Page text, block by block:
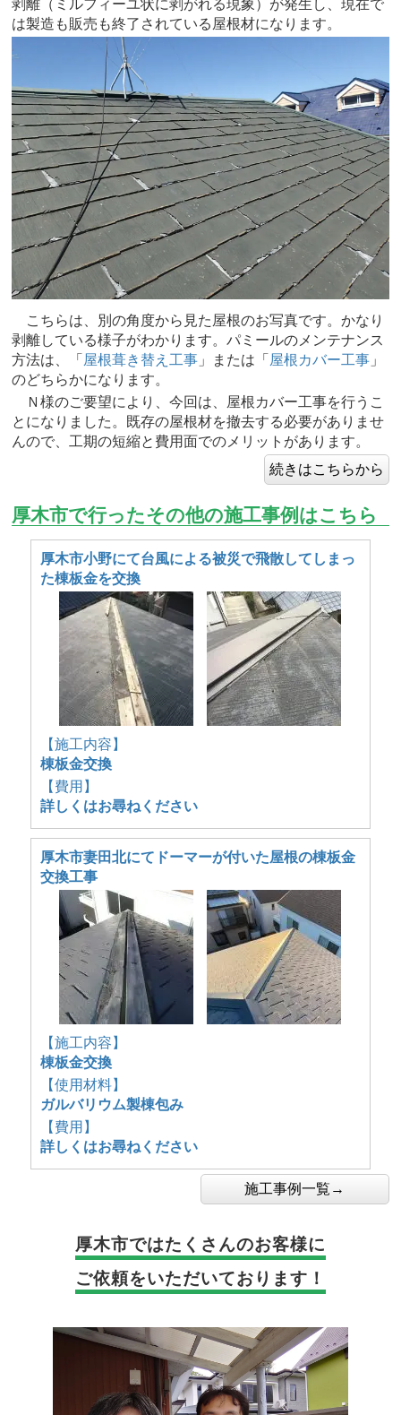
剥離（ミルフィーユ状に剥がれる現象）が発生し、現在で
は製造も販売も終了されている屋根材になります。
こちらは、別の角度から見た屋根のお写真です。かなり
剥離している様子がわかります。パミールのメンテナンス
方法は、「 屋根葺き替え工事 」または「 屋根カバー工事 」
のどちらかになります。
Ｎ様のご要望により、今回は、屋根カバー工事を行うこ
とになりました。既存の屋根材を撤去する必要がありませ
んので、工期の短縮と費用面でのメリットがあります。
続きはこちらから
厚木市で行ったその他の施工事例はこちら
厚木市小野にて台風による被災で飛散してしまっ
た棟板金を交換
【施工内容】
棟板金交換
【費用】
詳しくはお尋ねください
厚木市妻田北にてドーマーが付いた屋根の棟板金
交換工事
【施工内容】
棟板金交換
【使用材料】
ガルバリウム製棟包み
【費用】
詳しくはお尋ねください
施工事例一覧→
厚木市ではたくさんのお客様に
ご依頼をいただいております！